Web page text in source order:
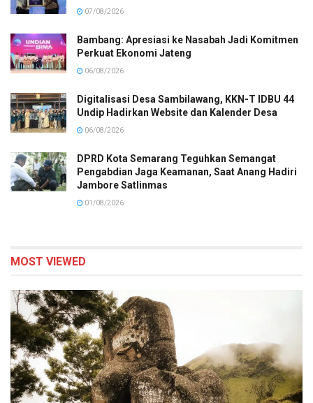
07/08/2026
Bambang: Apresiasi ke Nasabah Jadi Komitmen
Perkuat Ekonomi Jateng
06/08/2026
Digitalisasi Desa Sambilawang, KKN-T IDBU 44
Undip Hadirkan Website dan Kalender Desa
06/08/2026
DPRD Kota Semarang Teguhkan Semangat
Pengabdian Jaga Keamanan, Saat Anang Hadiri
Jambore Satlinmas
01/08/2026
MOST VIEWED